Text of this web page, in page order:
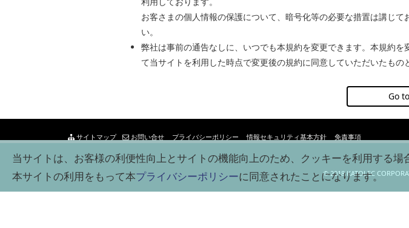
お客さまの個人情報の保護について、暗号化等の必要な措置は講じ
い。
弊社は事前の通告なしに、いつでも本規約を変更できます。本規約
て当サイトを利用した時点で変更後の規約に同意していただいたもの
Go
サイトマップ お問い合せ プライバシーポリシー 情報セキュリティ基本方針 免責事項
© 2018 KATOLEC
当サイトは、お客様の利便性向上とサイトの機能向上のため、クッキーを利用する
本サイトの利用をもって本プライバシーポリシーに同意されたことになります。